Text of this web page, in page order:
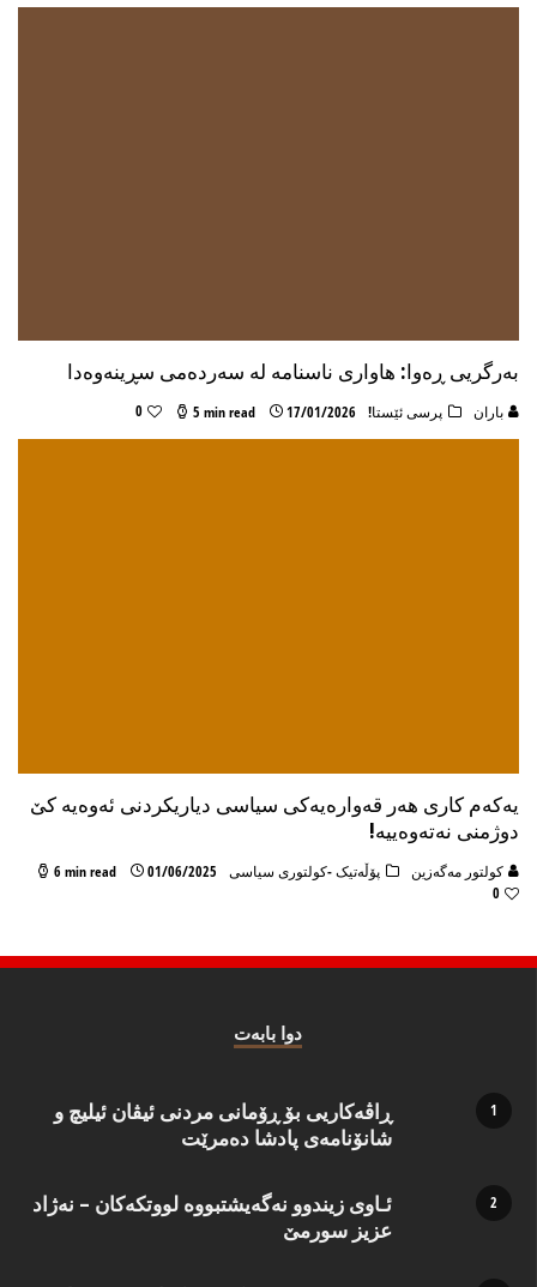
بەرگریی ڕەوا: هاواری ناسنامە لە سەردەمی سڕینەوەدا
باران پرسی ئێستا! 17/01/2026
5 min read
0
یه‌كه‌م كاری هه‌ر قه‌واره‌یه‌كی سیاسی دیاریكردنی ئه‌وه‌یه‌ كێ
دوژمنی نه‌ته‌وه‌ییه!
كولتور مه‌گه‌زین پۆڵه‌تیک -كولتوری سیاسی 01/06/2025
6 min read
0
دوا بابه‌ت
ڕاڤەکاریی بۆ ڕۆمانی مردنی ئیڤان ئیلیچ و
شانۆنامەی پادشا دەمرێت
ئـاوی زیندوو نه‌گه‌یشتبووه‌ لووتكه‌كان – نه‌ژاد
عزیز سورمێ